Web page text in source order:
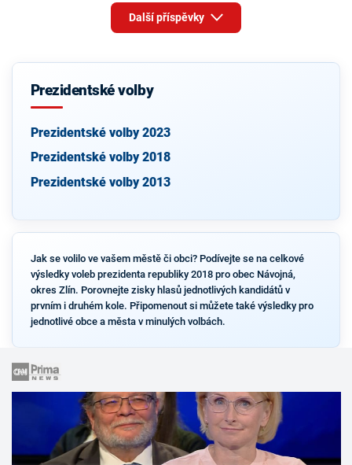
Další příspěvky
Prezidentské volby
Prezidentské volby 2023
Prezidentské volby 2018
Prezidentské volby 2013
Jak se volilo ve vašem městě či obci? Podívejte se na celkové
výsledky voleb prezidenta republiky 2018 pro obec Návojná,
okres Zlín. Porovnejte zisky hlasů jednotlivých kandidátů v
prvním i druhém kole. Připomenout si můžete také výsledky pro
jednotlivé obce a města v minulých volbách.